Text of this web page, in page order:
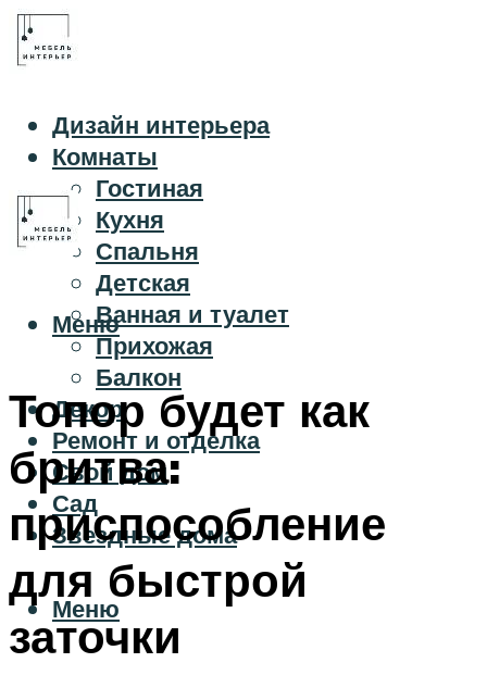
Дизайн интерьера
Комнаты
Гостиная
Кухня
Спальня
Детская
Ванная и туалет
Прихожая
Балкон
Декор
Ремонт и отделка
Свой дом
Сад
Звездные дома
Меню
Меню
Топор будет как
бритва:
приспособление
для быстрой
заточки